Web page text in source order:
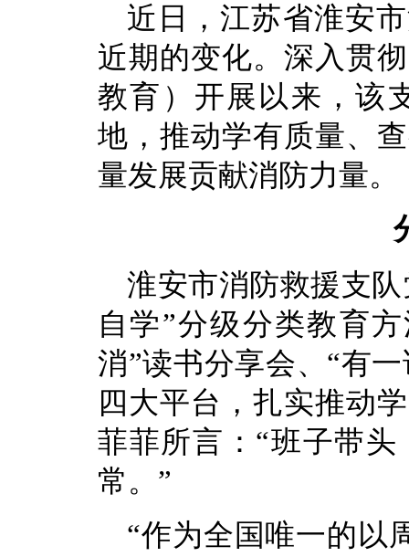
近日，江苏省淮安
近期的变化。深入贯
教育）开展以来，该
地，推动学有质量、
量发展贡献消防力量。
淮安市消防救援支
自学”分级分类教育
消”读书分享会、“有
四大平台，扎实推动
菲菲所言：“班子带
常。”
“作为全国唯一的以